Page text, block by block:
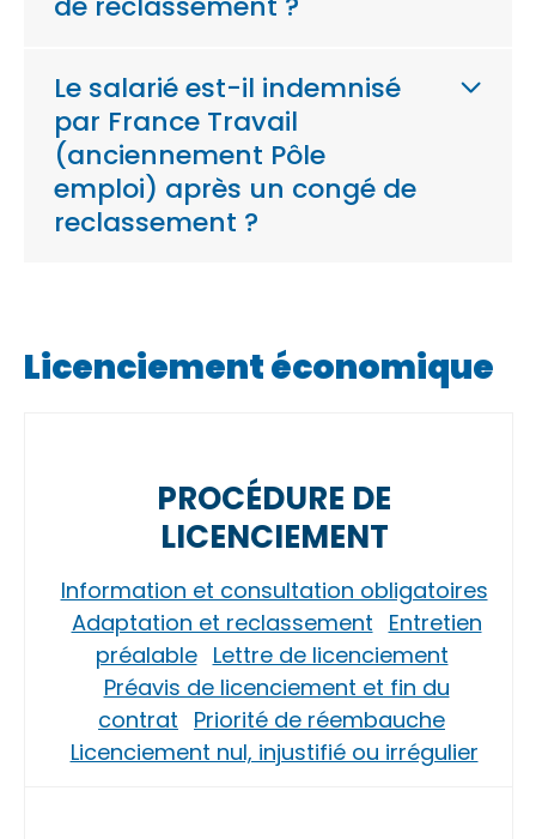
Le salarié est-il indemnisé
par France Travail
(anciennement Pôle
emploi) après un congé de
reclassement ?
Licenciement économique
PROCÉDURE DE
LICENCIEMENT
Information et consultation obligatoires
Adaptation et reclassement Entretien
préalable Lettre de licenciement
Préavis de licenciement et fin du
contrat Priorité de réembauche
Licenciement nul, injustifié ou irrégulier